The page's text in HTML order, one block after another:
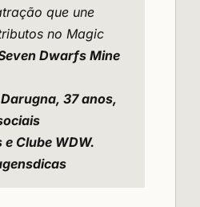
que une
no Magic
Dwarfs Mine
37 anos,
e Clube WDW.